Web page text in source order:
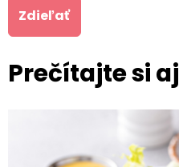
Zdieľať
Prečítajte si aj